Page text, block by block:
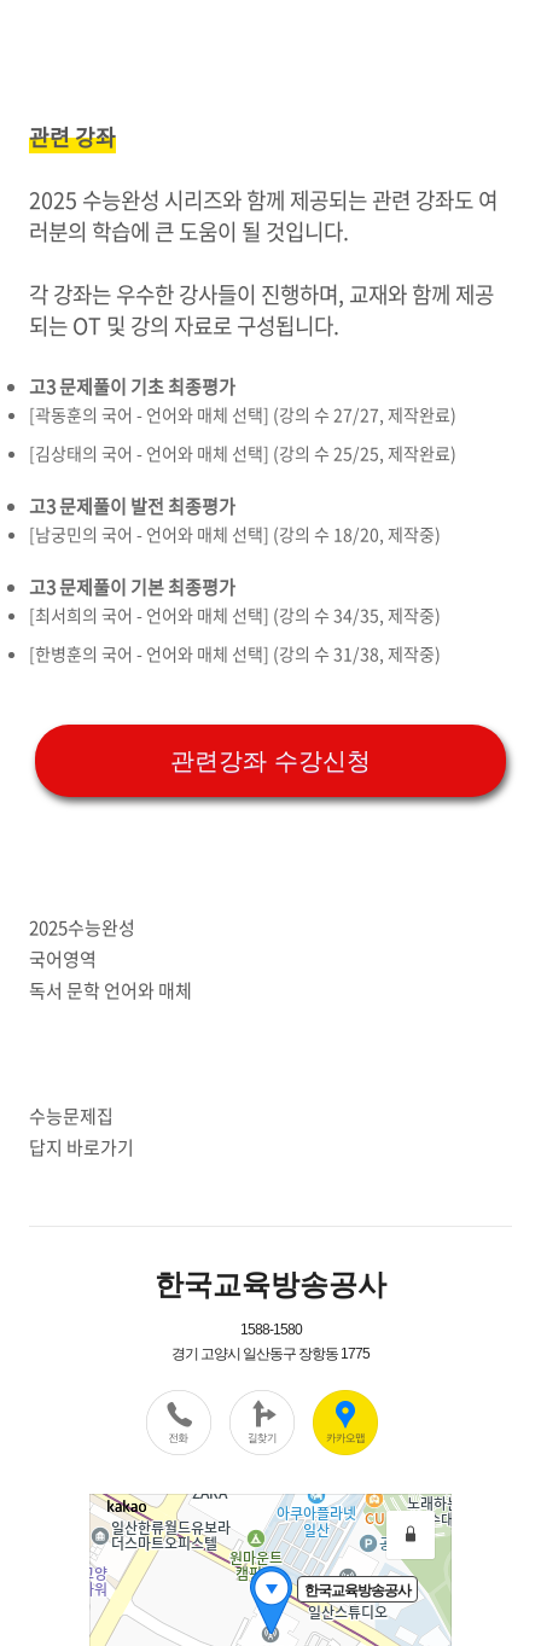
관련 강좌
2025 수능완성 시리즈와 함께 제공되는 관련 강좌도 여
러분의 학습에 큰 도움이 될 것입니다.
각 강좌는 우수한 강사들이 진행하며, 교재와 함께 제공
되는 OT 및 강의 자료로 구성됩니다.
고3 문제풀이 기초 최종평가
[곽동훈의 국어 - 언어와 매체 선택] (강의 수 27/27, 제작완료)
[김상태의 국어 - 언어와 매체 선택] (강의 수 25/25, 제작완료)
고3 문제풀이 발전 최종평가
[남궁민의 국어 - 언어와 매체 선택] (강의 수 18/20, 제작중)
고3 문제풀이 기본 최종평가
[최서희의 국어 - 언어와 매체 선택] (강의 수 34/35, 제작중)
[한병훈의 국어 - 언어와 매체 선택] (강의 수 31/38, 제작중)
관련강좌 수강신청
2025수능완성
국어영역
독서 문학 언어와 매체
수능문제집
답지 바로가기